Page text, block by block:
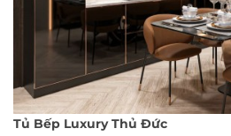
Tủ Bếp Luxury Thủ Đức